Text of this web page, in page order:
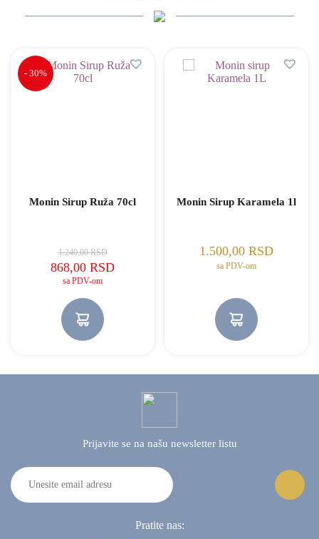
Monin Sirup Ruža 70cl
- 30%
1.240,00RSD
Originalna cena je bila: 1.240,00 RSD.
868,00 RSD Trenutna cena je: 868,00 RSD.
sa PDV-om
Monin Sirup Karamela 1l
1.500,00 RSD
sa PDV-om
Prijavite se na našu newsletter listu
Pratite nas: